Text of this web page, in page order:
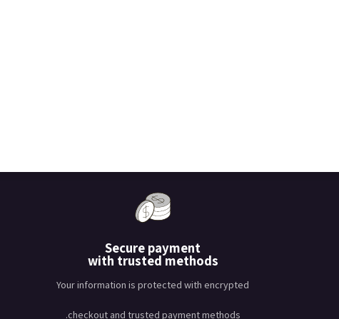
Secure payment
with trusted methods
Your information is protected with encrypted
checkout and trusted payment methods.